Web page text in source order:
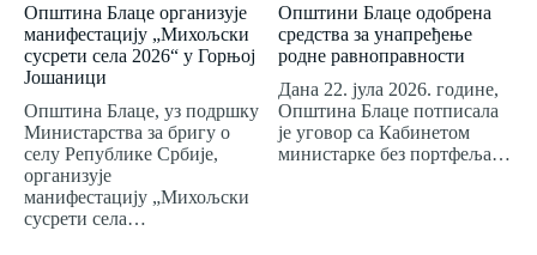
Општина Блаце организује
манифестацију „Михољски
сусрети села 2026“ у Горњој
Јошаници
Општина Блаце, уз подршку
Министарства за бригу о
селу Републике Србије,
организује
манифестацију „Михољски
сусрети села…
Општини Блаце одобрена
средства за унапређење
родне равноправности
Дана 22. јула 2026. године,
Општина Блаце потписала
је уговор са Кабинетом
министарке без портфеља…